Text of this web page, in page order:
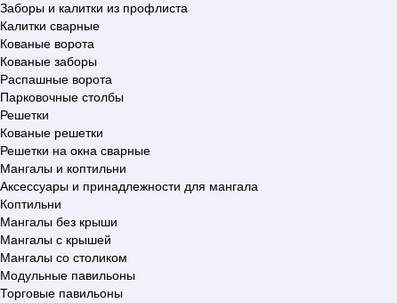
Заборы и калитки из профлиста
Калитки сварные
Кованые ворота
Кованые заборы
Распашные ворота
Парковочные столбы
Решетки
Кованые решетки
Решетки на окна сварные
Мангалы и коптильни
Аксессуары и принадлежности для мангала
Коптильни
Мангалы без крыши
Мангалы с крышей
Мангалы со столиком
Модульные павильоны
Торговые павильоны